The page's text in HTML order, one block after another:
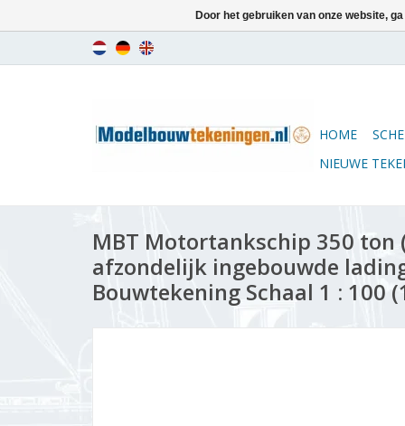
HOME
NIEUWE
MBT Motortankschip 350 ton
afzondelijk ingebouwde
Bouwtekening Schaal 1 : 100
Door het gebruiken van onze website,